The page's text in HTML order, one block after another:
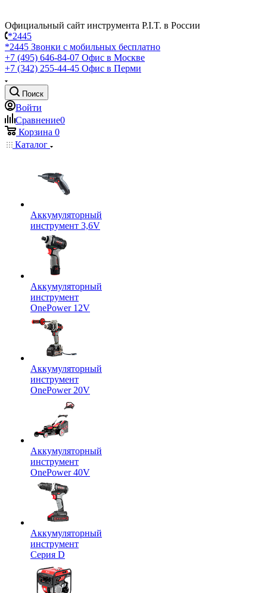
Официальный сайт инструмента P.I.T. в России
*2445
*2445 Звонки с мобильных бесплатно
+7 (495) 646-84-07 Офис в Москве
+7 (342) 255-44-45 Офис в Перми
Поиск
Войти
Сравнение0
Корзина 0
Каталог
Аккумуляторный
инструмент 3,6V
Аккумуляторный
инструмент
OnePower 12V
Аккумуляторный
инструмент
OnePower 20V
Аккумуляторный
инструмент
OnePower 40V
Аккумуляторный
инструмент
Серия D